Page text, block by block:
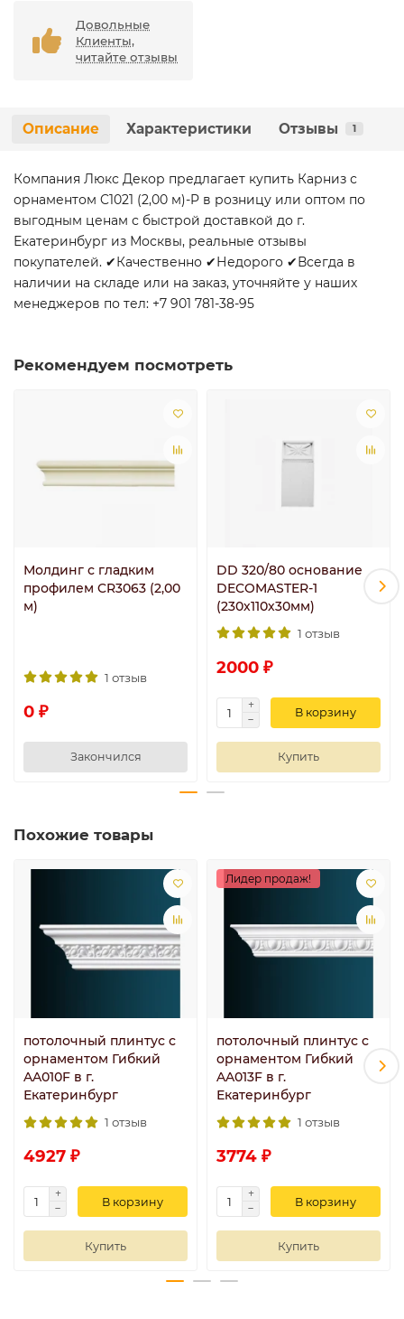
Довольные
Клиенты,
читайте отзывы
Описание Характеристики Отзывы 1
Компания Люкс Декор предлагает купить Карниз с
орнаментом C1021 (2,00 м)-P в розницу или оптом по
выгодным ценам с быстрой доставкой до г.
Екатеринбург из Москвы, реальные отзывы
покупателей. ✔Качественно ✔Недорого ✔Всегда в
наличии на складе или на заказ, уточняйте у наших
менеджеров по тел: +7 901 781-38-95
Рекомендуем посмотреть
Молдинг с гладким
профилем CR3063 (2,00
м)
1 отзыв
0 ₽
Закончился
DD 320/80 основание
DECOMASTER-1
(230х110х30мм)
1 отзыв
2000 ₽
В корзину
Купить
Похожие товары
потолочный плинтус с
орнаментом Гибкий
AA010F в г.
Екатеринбург
1 отзыв
4927 ₽
В корзину
Купить
Лидер продаж!
потолочный плинтус с
орнаментом Гибкий
AA013F в г.
Екатеринбург
1 отзыв
3774 ₽
В корзину
Купить